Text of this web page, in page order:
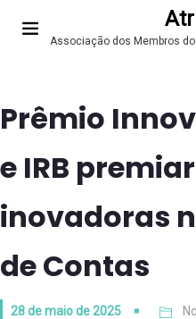
Associação dos Membros
Prêmio
e IRB
inovadoras
de Contas
28 de maio de 2025